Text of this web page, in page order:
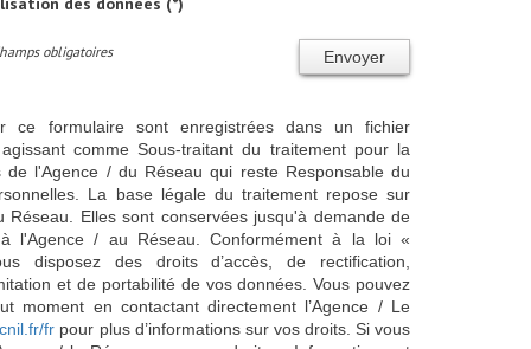
Envoyer
obligatoires
ce formulaire sont enregistrées dans un fichier
comme Sous-traitant du traitement pour la
de l'Agence / du Réseau qui reste Responsable du
La base légale du traitement repose sur
Elles sont conservées jusqu'à demande de
l'Agence / au Réseau. Conformément à la loi «
disposez des droits d’accès, de rectification,
et de portabilité de vos données. Vous pouvez
moment en contactant directement l’Agence / Le
fr pour plus d’informations sur vos droits. Si vous